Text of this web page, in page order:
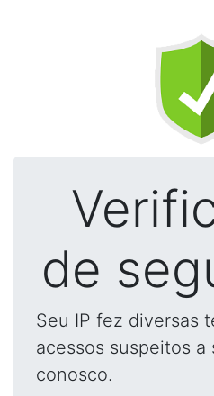
de
Seu IP fez diversas
acessos suspeitos a
conosco.